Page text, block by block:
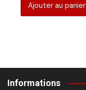
Ajouter au panier
Informations